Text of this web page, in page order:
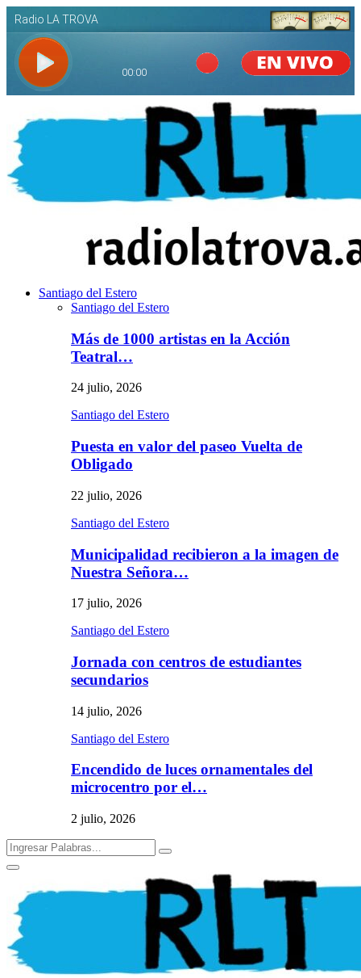
Santiago del Estero
Santiago del Estero
Más de 1000 artistas en la Acción
Teatral…
24 julio, 2026
Santiago del Estero
Puesta en valor del paseo Vuelta de
Obligado
22 julio, 2026
Santiago del Estero
Municipalidad recibieron a la imagen de
Nuestra Señora…
17 julio, 2026
Santiago del Estero
Jornada con centros de estudiantes
secundarios
14 julio, 2026
Santiago del Estero
Encendido de luces ornamentales del
microcentro por el…
2 julio, 2026
Search
for:
Search
Primary